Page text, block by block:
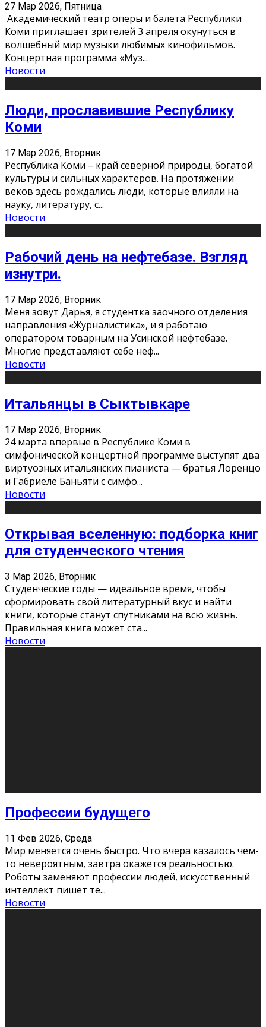
27 Мар 2026, Пятница
Академический театр оперы и балета Республики
Коми приглашает зрителей 3 апреля окунуться в
волшебный мир музыки любимых кинофильмов.
Концертная программа «Муз...
Новости
Люди, прославившие Республику
Коми
17 Мар 2026, Вторник
Республика Коми – край северной природы, богатой
культуры и сильных характеров. На протяжении
веков здесь рождались люди, которые влияли на
науку, литературу, с...
Новости
Рабочий день на нефтебазе. Взгляд
изнутри.
17 Мар 2026, Вторник
Меня зовут Дарья, я студентка заочного отделения
направления «Журналистика», и я работаю
оператором товарным на Усинской нефтебазе.
Многие представляют себе неф...
Новости
Итальянцы в Сыктывкаре
17 Мар 2026, Вторник
24 марта впервые в Республике Коми в
симфонической концертной программе выступят два
виртуозных итальянских пианиста — братья Лоренцо
и Габриеле Баньяти с симфо...
Новости
Открывая вселенную: подборка книг
для студенческого чтения
3 Мар 2026, Вторник
Студенческие годы — идеальное время, чтобы
сформировать свой литературный вкус и найти
книги, которые станут спутниками на всю жизнь.
Правильная книга может ста...
Новости
Как бороться со стрессом
11 Фев 2026, Среда
Стресс – нормальная реакция организма, когда
факторов, воздействующих на твой организм
больше, чем ресурсов. Есть советы, как бороться со
стрессовым состояни
Новости